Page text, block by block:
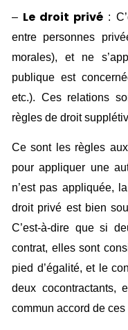
– Le droit privé :
entre personnes
morales), et ne
publique est
etc.). Ces relations
règles de droit
Ce sont les règles
pour appliquer une
n’est pas appliquée,
droit privé est bien
C’est-à-dire que si
contrat, elles sont
pied d’égalité, et le
deux cocontractants,
commun accord de ces